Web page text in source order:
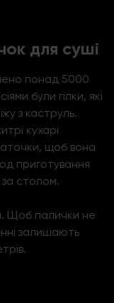
для суші
понад 5000
були гілки, які
з каструль.
кухарі
щоб вона
приготування
за столом.
Щоб палички не
залишають